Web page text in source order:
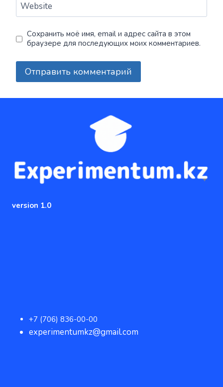
Website
Сохранить моё имя, email и адрес сайта в этом
браузере для последующих моих комментариев.
version 1.0
+7 (706) 836-00-00
experimentumkz@gmail.com